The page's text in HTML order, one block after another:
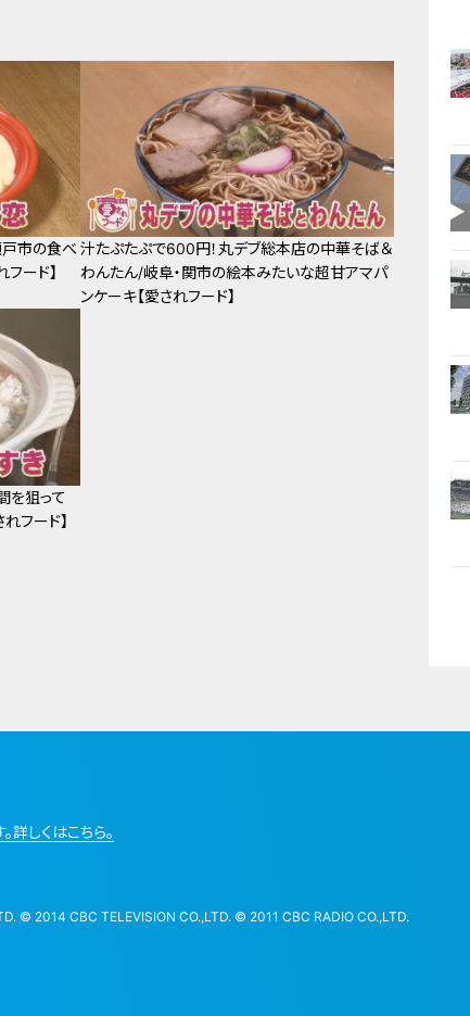
戸市の食べ
ード】
汁たぷたぷで600円！丸デブ総本店の中華そば＆
わんたん/岐阜・関市の絵本みたいな超甘アマパ
ンケーキ【愛されフード】
を狙って
フード】
しくはこちら。
© 2014 CBC TELEVISION CO.,LTD. © 2011 CBC RADIO CO.,LTD.